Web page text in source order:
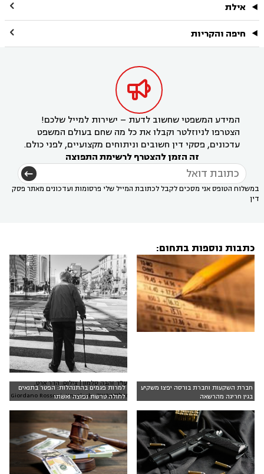
אילת 
חיפה והקריות 

המידע המשפטי שחשוב לדעת – ישירות למייל שלכם!
הצטרפו לניוזלטר וקבלו את כל מה שחם בעולם המשפט
עדכונים, פסקי דין חשובים וניתוחים מקצועיים, לפני כולם.
זה הזמן להצטרף לרשימת התפוצה
במשלוח הטופס אני מסכים לקבל לכתובת המייל שלי פרסומות ועדכונים מאתר פסק
דין
כתבות נוספות בתחום:
חברת השקעות וחברת בורסה יפצו משקיע
בגין חריגה מהרשאה
למרות פגמים בהתנהלות: הפטר בתנאים
לחולה טרשת נפוצה ואשתו
עו"ד זהבה סלמון | צילום: הדר ארט,
אילוסטרציה: Giordano Rossoni, Unsplash